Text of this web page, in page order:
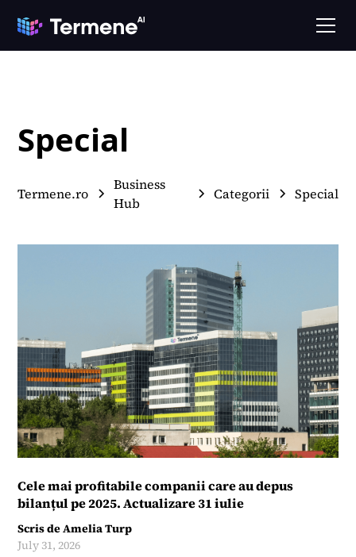
Special
Termene.ro
Business
Hub
Categorii Special
Cele mai profitabile companii care au depus
bilanțul pe 2025. Actualizare 31 iulie
Scris deAmelia Turp
July 31, 2026